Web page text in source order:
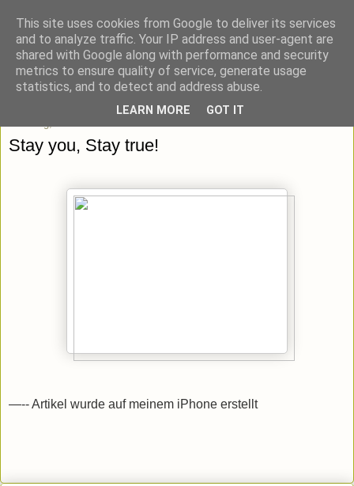
blick-punkt[e..]
Momentaufnahmen von unterwegs & daheim.
Stay you, Stay true!
—-- Artikel wurde auf meinem iPhone erstellt
This site uses cookies from Google to deliver its services
and to analyze traffic. Your IP address and user-agent are
shared with Google along with performance and security
metrics to ensure quality of service, generate usage
statistics, and to detect and address abuse.
LEARN MORE GOT IT